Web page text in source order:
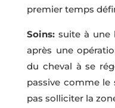
premier temps
Soins: suite à une
après une
du cheval à se
passive comme le
pas solliciter la